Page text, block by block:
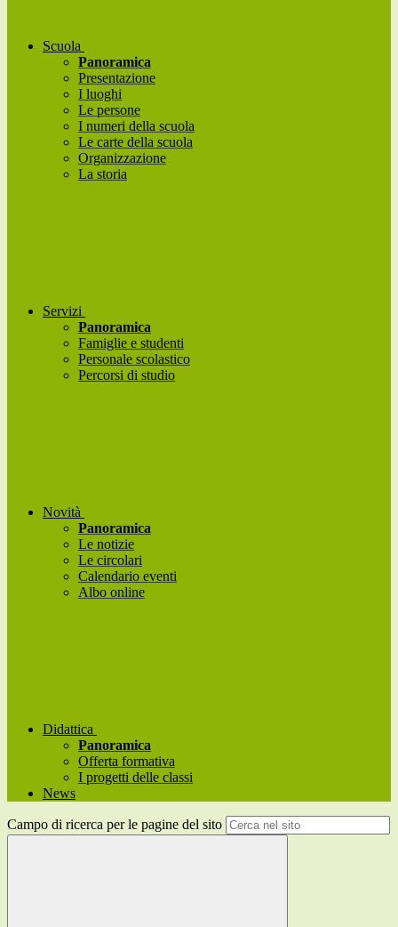
Scuola
Panoramica
Presentazione
I luoghi
Le persone
I numeri della scuola
Le carte della scuola
Organizzazione
La storia
Servizi
Panoramica
Famiglie e studenti
Personale scolastico
Percorsi di studio
Novità
Panoramica
Le notizie
Le circolari
Calendario eventi
Albo online
Didattica
Panoramica
Offerta formativa
I progetti delle classi
News
Campo di ricerca per le pagine del sito